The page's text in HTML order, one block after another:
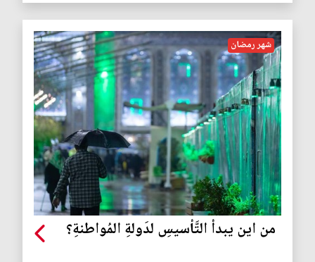
شهر رمضان
من اين يبدأ التَّأسيسِ لدَولةِ المُواطنةِ؟